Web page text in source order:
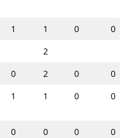
1 1 0
0
2
0 2 0
0
1 1 0 0
0 0 0 0